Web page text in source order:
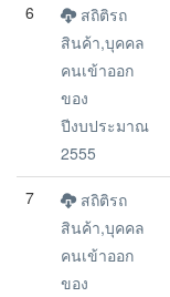
6
สถิติรถ
สินค้า,บุคคล
คนเข้าออก
ของ
ปีงบประมาณ
2555
7
สถิติรถ
สินค้า,บุคคล
คนเข้าออก
ของ